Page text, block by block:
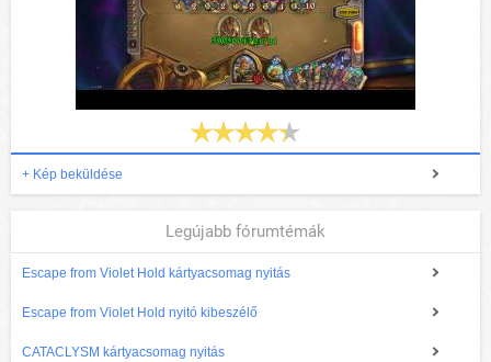
+ Kép beküldése
Legújabb fórumtémák
Escape from Violet Hold kártyacsomag nyitás
Escape from Violet Hold nyitó kibeszélő
CATACLYSM kártyacsomag nyitás